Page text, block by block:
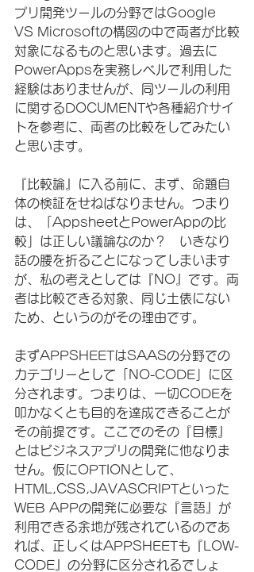
プリ開発ツールの分野ではGoogle
VS Microsoftの構図の中で両者が比較
対象になるものと思います。過去に
PowerAppsを実務レベルで利用した
経験はありませんが、同ツールの利用
に関するDOCUMENTや各種紹介サイ
トを参考に、両者の比較をしてみたい
と思います。
『比較論』に入る前に、まず、命題自
体の検証をせねばなりません。つまり
は、「AppsheetとPowerAppの比
較」は正しい議論なのか？　いきなり
話の腰を折ることになってしまいます
が、私の考えとしては『NO』です。両
者は比較できる対象、同じ土俵にない
ため、というのがその理由です。
まずAPPSHEETはSAASの分野での
カテゴリーとして「NO-CODE」に区
分されます。つまりは、一切CODEを
叩かなくとも目的を達成できることが
その前提です。ここでのその『目標』
とはビジネスアプリの開発に他なりま
せん。仮にOPTIONとして、
HTML,CSS,JAVASCRIPTといった
WEB APPの開発に必要な『言語』が
利用できる余地が残されているのであ
れば、正しくはAPPSHEETも『LOW-
CODE』の分野に区分されるでしょ